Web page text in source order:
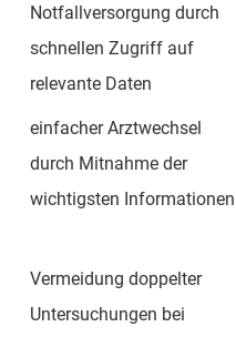
Notfallversorgung durch
schnellen Zugriff auf
relevante Daten
einfacher Arztwechsel
durch Mitnahme der
wichtigsten Informationen
Vermeidung doppelter
Untersuchungen bei